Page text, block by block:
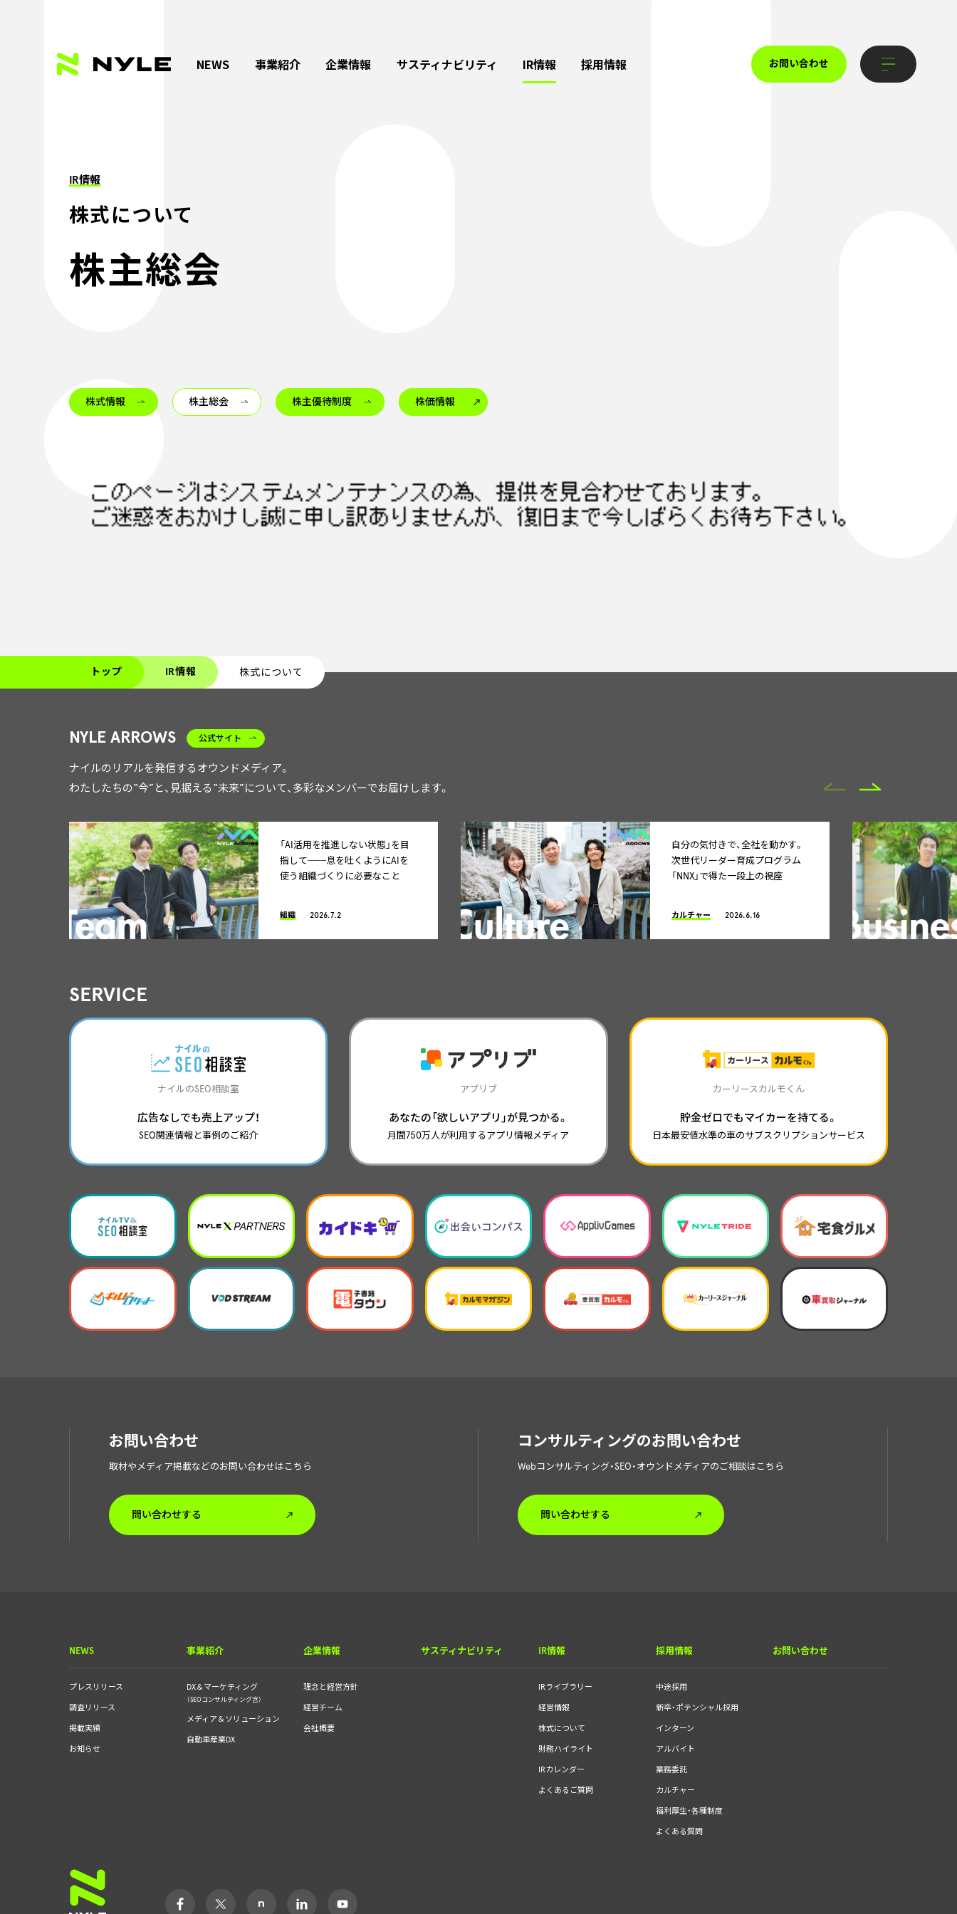
NEWS 事業紹介 企業情報 サスティナビリティ IR情報 採用情報 お問い合わせ
IR情報
株式について
株主総会
株式情報 株主総会 株主優待制度 株価情報
トップ IR情報 株式について
NYLE ARROWS 公式サイト
ナイルのリアルを発信するオウンドメディア。
わたしたちの“今”と、見据える“未来”について、多彩なメンバーでお届けします。
「AI活用を推進しない状態」を目
指して──息を吐くようにAIを
使う組織づくりに必要なこと
組織 2026.7.2
自分の気付きで、全社を動かす。
次世代リーダー育成プログラム
「NNX」で得た一段上の視座
カルチャー 2026.6.16
SERVICE
ナイルのSEO相談室
広告なしでも売上アップ！
SEO関連情報と事例のご紹介
アプリブ
あなたの「欲しいアプリ」が見つかる。
月間750万人が利用するアプリ情報メディア
カーリースカルモくん
貯金ゼロでもマイカーを持てる。
日本最安値水準の車のサブスクリプションサービス
お問い合わせ
取材やメディア掲載などのお問い合わせはこちら
問い合わせする
コンサルティングのお問い合わせ
Webコンサルティング・SEO・オウンドメディアのご相談はこちら
問い合わせする
NEWS
プレスリリース
調査リリース
掲載実績
お知らせ
事業紹介
DX＆マーケティング
（SEOコンサルティング含）
メディア＆ソリューション
自動車産業DX
企業情報
理念と経営方針
経営チーム
会社概要
サスティナビリティ IR情報
IRライブラリー
経営情報
株式について
財務ハイライト
IRカレンダー
よくあるご質問
採用情報
中途採用
新卒・ポテンシャル採用
インターン
アルバイト
業務委託
カルチャー
福利厚生・各種制度
よくある質問
お問い合わせ